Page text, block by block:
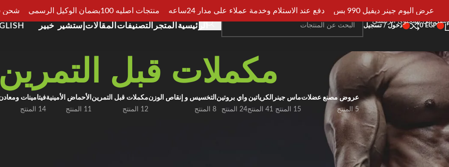
انتقل إلى التنقل
انتقل إلى المحتوى الرئيسي
0EGP دخول / تسجيل الرئيسية المتجر التصنيفات المقالات إستشير خبير
مكملات قبل التمرين
عروض مصنع عضلات
5 المنتج
ماس جينر
15 المنتج
الكرياتين
41 المنتج
واي بروتين
24 المنتج
التخسيس و إنقاص الوزن
8 المنتج
مكملات قبل التمرين
12 المنتج
الأحماض الأمينية
11 المنتج
فيتامينات
14 المنتج
FILTER BY PRICE
عرض اليوم جينر ديفيل 990 بس دفع عند الاستلام وخدمة عملاء علي مدار 24ساعه منتجات اصليه 100بضمان الوكيل الرسمي شحن سريع